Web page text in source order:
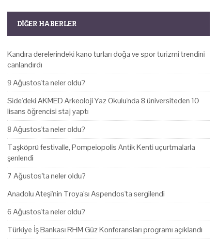
DIĞER HABERLER
Kandıra derelerindeki kano turları doğa ve spor turizmi trendini
canlandırdı
9 Ağustos'ta neler oldu?
Side'deki AKMED Arkeoloji Yaz Okulu'nda 8 üniversiteden 10
lisans öğrencisi staj yaptı
8 Ağustos'ta neler oldu?
Taşköprü festivalle, Pompeiopolis Antik Kenti uçurtmalarla
şenlendi
7 Ağustos'ta neler oldu?
Anadolu Ateşi'nin Troya'sı Aspendos'ta sergilendi
6 Ağustos'ta neler oldu?
Türkiye İş Bankası RHM Güz Konferansları programı açıklandı